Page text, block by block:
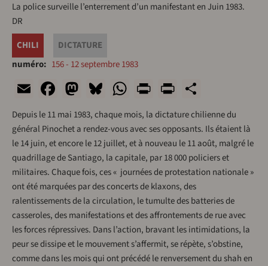
La police surveille l’enterrement d’un manifestant en Juin 1983.
DR
CHILI
DICTATURE
numéro
156 - 12 septembre 1983
EmailFacebook
Mastodon
Bluesky
WhatsApp
Print
Depuis le 11 mai 1983, chaque mois, la dictature chilienne du
général Pinochet a rendez-vous avec ses opposants. Ils étaient là
le 14 juin, et encore le 12 juillet, et à nouveau le 11 août, malgré le
quadrillage de Santiago, la capitale, par 18 000 policiers et
militaires. Chaque fois, ces « journées de protestation nationale »
ont été marquées par des concerts de klaxons, des
ralentissements de la circulation, le tumulte des batteries de
casseroles, des manifestations et des affrontements de rue avec
les forces répressives. Dans l’action, bravant les intimidations, la
peur se dissipe et le mouvement s’affermit, se répète, s’obstine,
comme dans les mois qui ont précédé le renversement du shah en